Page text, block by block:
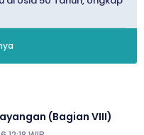
(Bagian VIII)